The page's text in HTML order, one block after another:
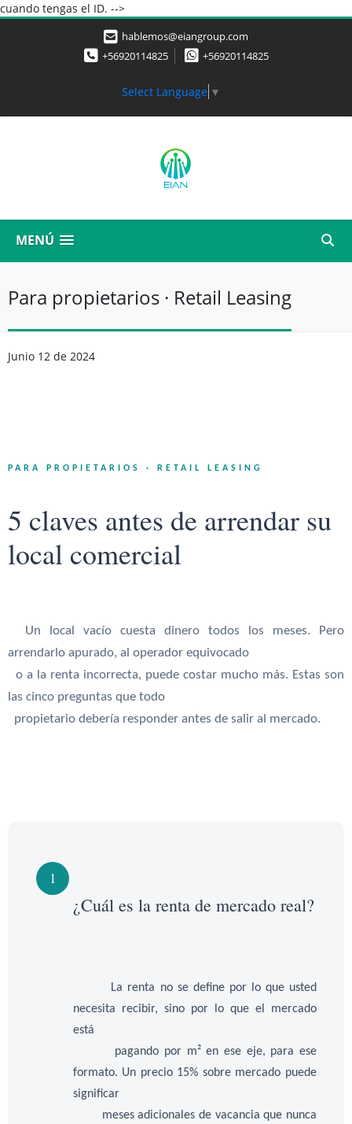
cuando tengas el ID. -->
hablemos@eiangroup.com
+56920114825
+56920114825
Select Language ▼
MENÚ
Para propietarios · Retail Leasing
Junio 12 de 2024
PARA PROPIETARIOS · RETAIL LEASING
5 claves antes de arrendar su
local comercial
Un local vacío cuesta dinero todos los meses. Pero
arrendarlo apurado, al operador equivocado
o a la renta incorrecta, puede costar mucho más. Estas son
las cinco preguntas que todo
propietario debería responder antes de salir al mercado.
1
¿Cuál es la renta de mercado real?
La renta no se define por lo que usted
necesita recibir, sino por lo que el mercado
está
pagando por m² en ese eje, para ese
formato. Un precio 15% sobre mercado puede
significar
meses adicionales de vacancia que nunca